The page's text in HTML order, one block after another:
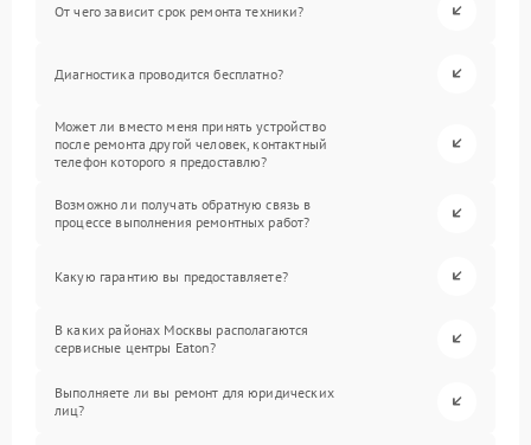
От чего зависит срок ремонта техники?
Диагностика проводится бесплатно?
Может ли вместо меня принять устройство
после ремонта другой человек, контактный
телефон которого я предоставлю?
Возможно ли получать обратную связь в
процессе выполнения ремонтных работ?
Какую гарантию вы предоставляете?
В каких районах Москвы располагаются
сервисные центры Eaton?
Выполняете ли вы ремонт для юридических
лиц?